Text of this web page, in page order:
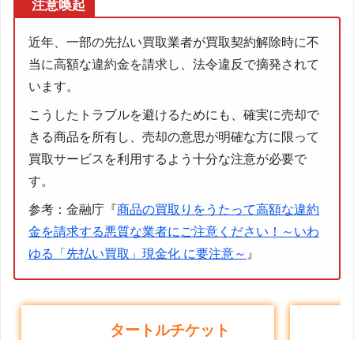
注意喚起
近年、一部の先払い買取業者が買取契約解除時に不
当に高額な違約金を請求し、法令違反で摘発されて
います。
こうしたトラブルを避けるためにも、確実に売却で
きる商品を所有し、売却の意思が明確な方に限って
買取サービスを利用するよう十分な注意が必要で
す。
参考：金融庁『商品の買取りをうたって高額な違約
金を請求する悪質な業者にご注意ください！～いわ
ゆる「先払い買取」現金化 に要注意～ 』
タートルチケット